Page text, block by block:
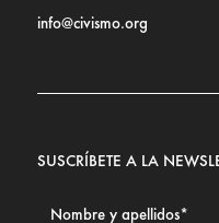
info@civismo.org
SUSCRÍBETE A LA